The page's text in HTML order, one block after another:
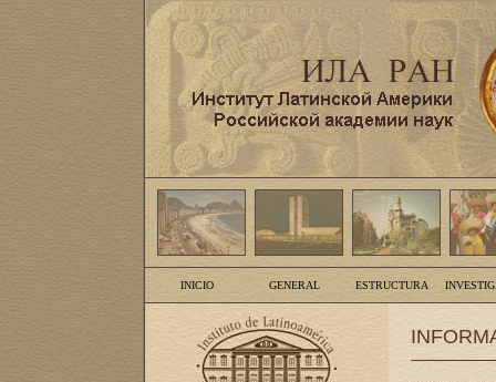
INICIO GENERAL ESTRUCTURA